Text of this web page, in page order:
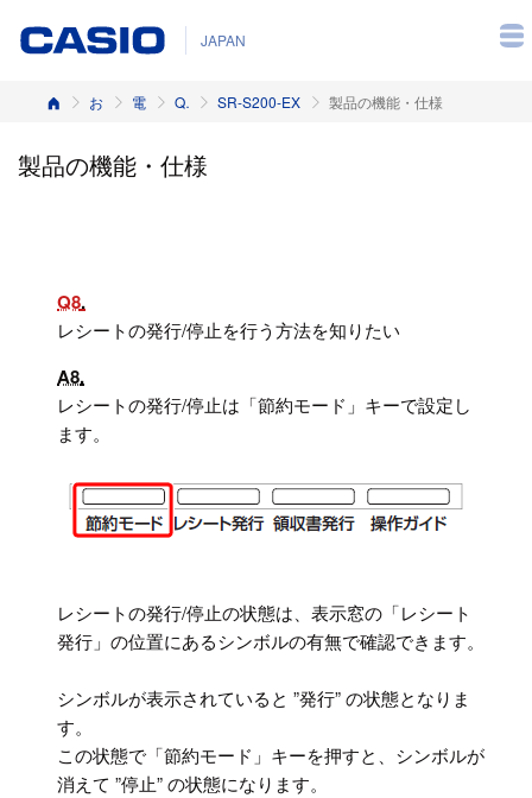
JAPAN
ホーム お客様サポート 電子レジスター Q&A（よくある質問と答え） SR-S200-EX 製品の機能・仕様
製品の機能・仕様
Q8
レシートの発行/停止を行う方法を知りたい
A8
レシートの発行/停止は「節約モード」キーで設定し
ます。
レシートの発行/停止の状態は、表示窓の「レシート
発行」の位置にあるシンボルの有無で確認できます。
シンボルが表示されていると ”発行” の状態となりま
す。
この状態で「節約モード」キーを押すと、シンボルが
消えて ”停止” の状態になります。